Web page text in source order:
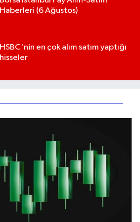
Haberleri (6 Ağustos)
HSBC'nin en çok alım satım yaptığı
hisseler